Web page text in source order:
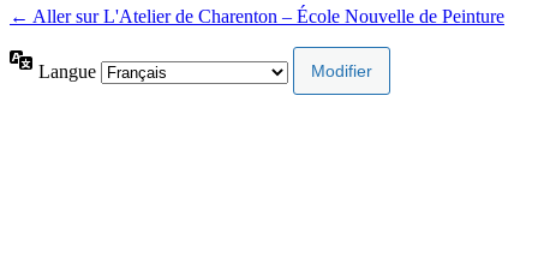
← Aller sur L'Atelier de Charenton – École Nouvelle de Peinture
Langue